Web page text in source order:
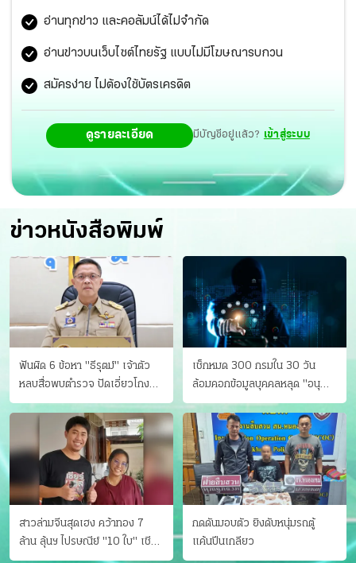
อ่านทุกข่าว และคอลัมน์ได้ไม่จำกัด
อ่านข่าวบนเว็บไซต์ไทยรัฐ แบบไม่มีโฆษณารบกวน
สมัครง่าย ไม่ต้องใช้บัตรเครดิต
ดูรายละเอียด มีบัญชีอยู่แล้ว? เข้าสู่ระบบ
ข่าวหนังสือพิมพ์
ฟันผิด 6 ข้อหา "ธีรุตม์" เจ้าตัว
หลบสื่อพบตำรวจ ปัดเอี่ยวโกง
สอบท้องถิ่น จ่อบี้รํ่ารวยมากปกติ
เช็กหมด 300 กรมใน 30 วัน
ล้อมคอกข้อมูลบุคคลหลุด "อนุ
ดิษฐ์" ขยี้ภัยระดับชาติ
สาวล่ามจีนสุดเฮง คว้าทอง 7
ล้าน ลุ้นฯ ไปรษณีย์ "10 ใบ" เชียร์
สเปนได้แชมป์
กดดันมอบตัว ยิงดับหนุ่มรถตู้
แค้นปีนเกลียว